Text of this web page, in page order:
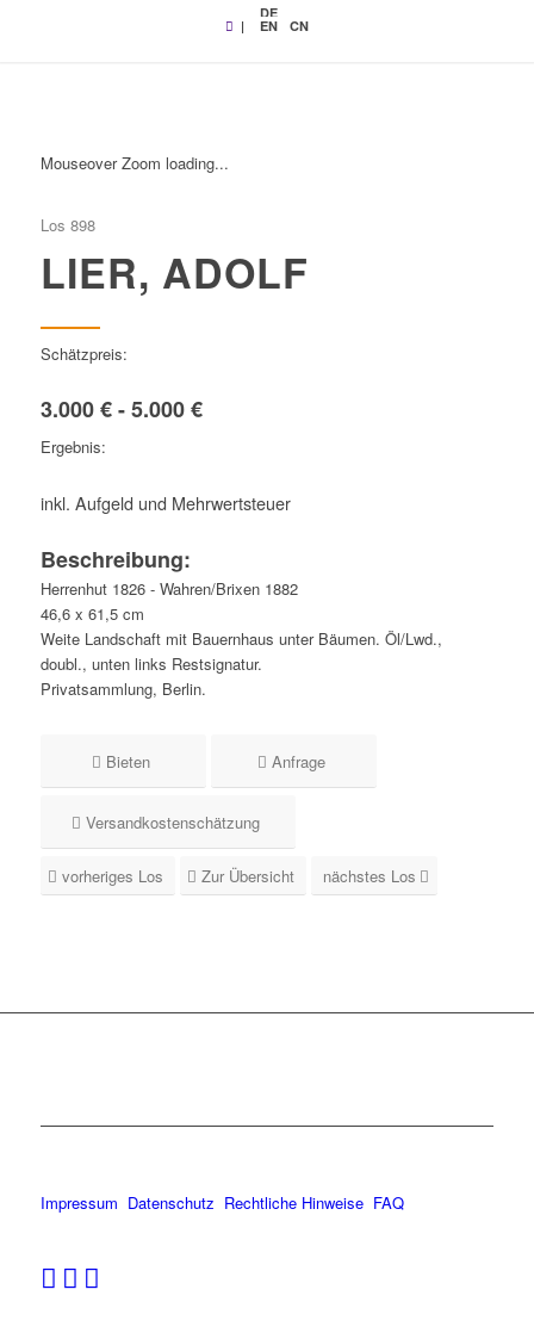
|
DE
EN CN
Mouseover Zoom loading...
Los 898
LIER, ADOLF
Schätzpreis:
3.000 € - 5.000 €
Ergebnis:
inkl. Aufgeld und Mehrwertsteuer
Beschreibung:
Herrenhut 1826 - Wahren/Brixen 1882
46,6 x 61,5 cm
Weite Landschaft mit Bauernhaus unter Bäumen. Öl/Lwd.,
doubl., unten links Restsignatur.
Privatsammlung, Berlin.
Bieten Anfrage
Versandkostenschätzung
vorheriges Los Zur Übersicht nächstes Los
Impressum Datenschutz Rechtliche Hinweise FAQ